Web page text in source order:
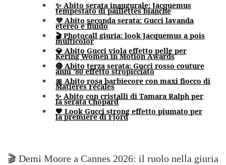
✨ Abito serata inaugurale: Jacquemus
tempestato di paillettes bianche
💜 Abito seconda serata: Gucci lavanda
etereo e fluido
🎬 Photocall giuria: look Jacquemus a pois
multicolor
💎 Abito Gucci viola effetto pelle per
Kering Women in Motion Awards
🔴 Abito terza serata: Gucci rosso couture
anni ’80 effetto stropicciato
🎀 Abito rosa barbiecore con maxi fiocco di
Matières Fécales
✨ Abito con cristalli di Tamara Ralph per
la serata Chopard
🖤 Look Gucci strong effetto piumato per
la premiere di Fjord
🎬 Demi Moore a Cannes 2026: il ruolo nella giuria